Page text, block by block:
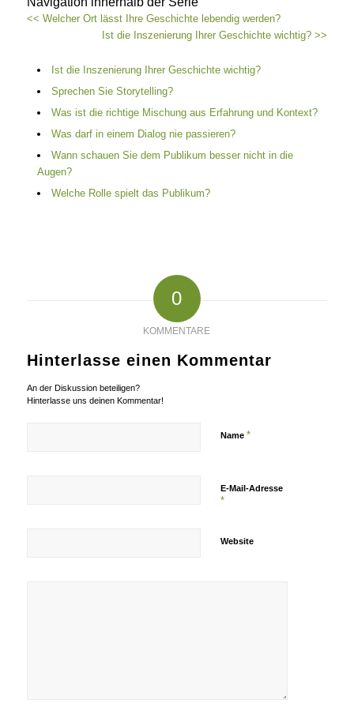
<< Welcher Ort lässt Ihre Geschichte lebendig werden?
Ist die Inszenierung Ihrer Geschichte wichtig? >>
Ist die Inszenierung Ihrer Geschichte wichtig?
Sprechen Sie Storytelling?
Was ist die richtige Mischung aus Erfahrung und Kontext?
Was darf in einem Dialog nie passieren?
Wann schauen Sie dem Publikum besser nicht in die
Augen?
Welche Rolle spielt das Publikum?
0
KOMMENTARE
Hinterlasse einen Kommentar
An der Diskussion beteiligen?
Hinterlasse uns deinen Kommentar!
Name *
E-Mail-Adresse
*
Website